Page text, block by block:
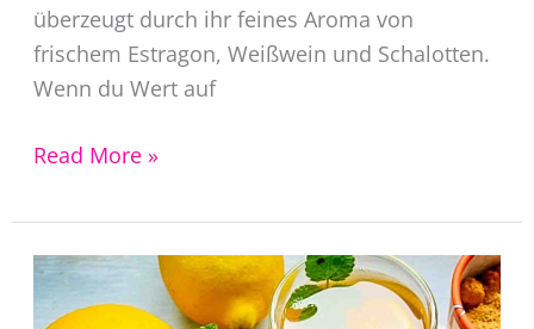
überzeugt durch ihr feines Aroma von
frischem Estragon, Weißwein und Schalotten.
Wenn du Wert auf
Sauce
Rezept
Read More »